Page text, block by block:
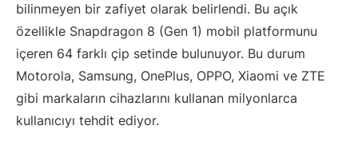
bilinmeyen bir zafiyet olarak belirlendi. Bu açık
özellikle Snapdragon 8 (Gen 1) mobil platformunu
içeren 64 farklı çip setinde bulunuyor. Bu durum
Motorola, Samsung, OnePlus, OPPO, Xiaomi ve ZTE
gibi markaların cihazlarını kullanan milyonlarca
kullanıcıyı tehdit ediyor.